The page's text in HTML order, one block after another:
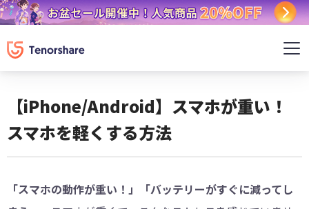
【iPhone/Android】スマホが重い！
スマホを軽くする方法
「スマホの動作が重い！」「バッテリーがすぐに減ってし